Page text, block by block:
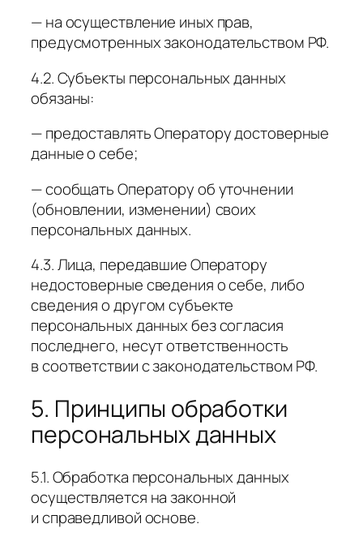
— на осуществление иных прав,
предусмотренных законодательством РФ.
4.2. Субъекты персональных данных
обязаны:
— предоставлять Оператору достоверные
данные о себе;
— сообщать Оператору об уточнении
(обновлении, изменении) своих
персональных данных.
4.3. Лица, передавшие Оператору
недостоверные сведения о себе, либо
сведения о другом субъекте
персональных данных без согласия
последнего, несут ответственность
в соответствии с законодательством РФ.
5. Принципы обработки
персональных данных
5.1. Обработка персональных данных
осуществляется на законной
и справедливой основе.